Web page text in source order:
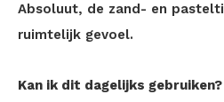
Absoluut, de zand- en
ruimtelijk gevoel.
Kan ik dit dagelijks gebruiken?